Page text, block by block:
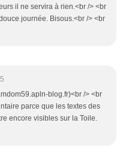
il ne servira à rien.<br /> <br
journée. Bisous.<br /> <br
blog.fr)<br /> <br
parce que les textes des
encore visibles sur la Toile.